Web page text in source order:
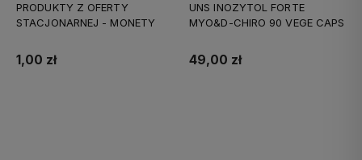
PRODUKTY Z OFERTY
STACJONARNEJ - MONETY
1,00 zł
UNS INOZYTOL FORTE
MYO&D-CHIRO 90 VEGE CAPS
49,00 zł